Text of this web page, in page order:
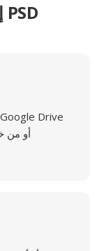
كيفية تحويل HEIC إلى PSD